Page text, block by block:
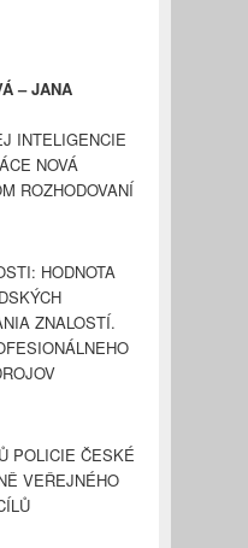
– JANA
INTELIGENCIE
NOVÁ
ROZHODOVANÍ
HODNOTA
ZNALOSTÍ.
POLICIE ČESKÉ
VEŘEJNÉHO